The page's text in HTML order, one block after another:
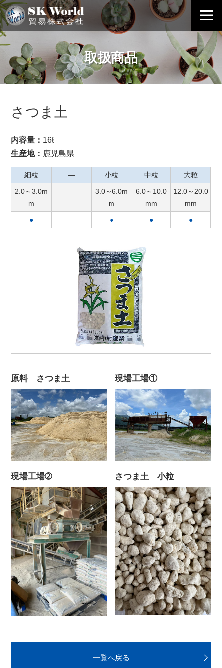
取扱商品
さつま土
内容量： 16ℓ
生産地： 鹿児島県
細粒 ― 小粒 中粒 大粒
2.0～3.0m
m
3.0～6.0m
m
6.0～10.0
mm
12.0～20.0
mm
● ● ● ●
原料 さつま土 現場工場①
現場工場➁ さつま土 小粒
一覧へ戻る